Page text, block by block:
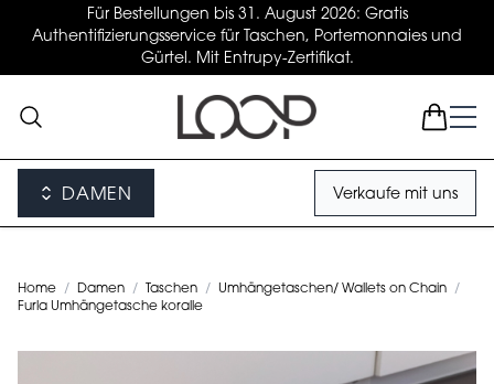
Für Bestellungen bis 31. August 2026: Gratis
Authentifizierungsservice für Taschen, Portemonnaies und
Gürtel. Mit Entrupy-Zertifikat.
DAMEN Verkaufe mit uns
Home / Damen / Taschen / Umhängetaschen/ Wallets on Chain
/
Furla Umhängetasche koralle